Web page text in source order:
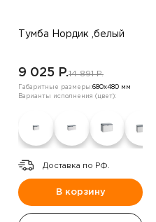
Тумба Нордик ,белый
9 025 P.14 891 P.
Габаритные размеры:680х480 мм
Варианты исполнения (цвет):
Доставка по РФ.
В корзину